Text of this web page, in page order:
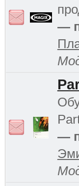
—
—